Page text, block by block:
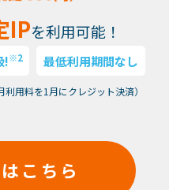
IPを利用可能！
!※2 最低利用期間なし
用料を1月にクレジット決済）
こちら